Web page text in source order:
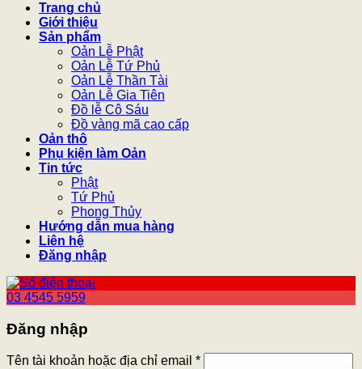
Trang chủ
Giới thiệu
Sản phẩm
Oản Lễ Phật
Oản Lễ Tứ Phủ
Oản Lễ Thần Tài
Oản Lễ Gia Tiên
Đồ lễ Cô Sáu
Đồ vàng mã cao cấp
Oản thô
Phụ kiện làm Oản
Tin tức
Phật
Tứ Phủ
Phong Thủy
Hướng dẫn mua hàng
Liên hệ
Đăng nhập
03 4545 5959
Đăng nhập
Tên tài khoản hoặc địa chỉ email *